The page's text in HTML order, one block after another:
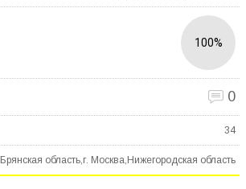
100%
0
34
Брянская область,г. Москва,Нижегородская область